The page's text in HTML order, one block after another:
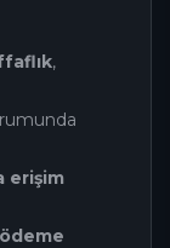
,
erişim